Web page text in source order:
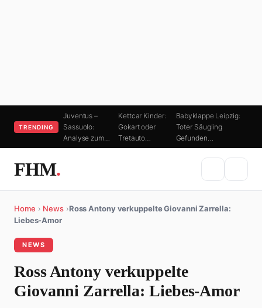
TRENDING
Juventus –
Sassuolo:
Analyse zum…
Kettcar Kinder:
Gokart oder
Tretauto…
Babyklappe Leipzig:
Toter Säugling
Gefunden…
FHM.
Home › News ›Ross Antony verkuppelte Giovanni Zarrella:
Liebes-Amor
NEWS
Ross Antony verkuppelte
Giovanni Zarrella: Liebes-Amor